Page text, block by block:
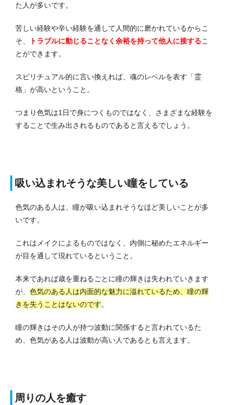
た人が多いです。
苦しい経験や辛い経験を通して人間的に磨かれているからこ
そ、
トラブルに動じることなく余裕を持って他人に接するこ
とができます。
スピリチュアル的に言い換えれば、魂のレベルを表す「霊
格」が高いということ。
つまり色気は1日で身につくものではなく、さまざまな経験を
することで生み出されるものであると言えるでしょう。
吸い込まれそうな美しい瞳をしている
色気のある人は、瞳が吸い込まれそうなほど美しいことが多
いです。
これはメイクによるものではなく、内側に秘めたエネルギー
が目を通して現れているということ。
本来であれば歳を重ねるごとに瞳の輝きは失われていきます
が、 色気のある人は内面的な魅力に溢れているため、瞳の輝
きを失うことはないのです。
瞳の輝きはその人が持つ波動に関係すると言われているた
め、色気がある人は波動が高い人であるとも言えます。
周りの人を癒す